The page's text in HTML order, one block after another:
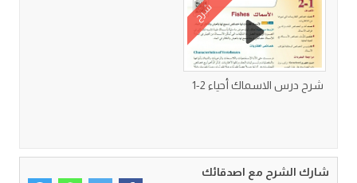
شرح
شرح درس الاسماك أحياء 2-1
شارك الشرح مع اصدقائك